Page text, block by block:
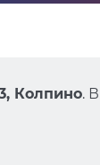
Колпино.